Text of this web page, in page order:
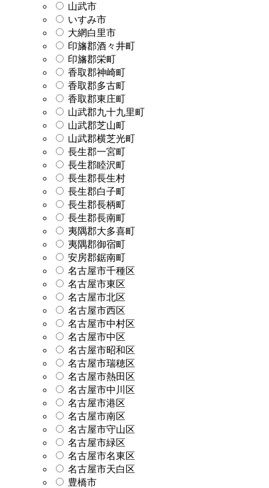
山武市
いすみ市
大網白里市
印旛郡酒々井町
印旛郡栄町
香取郡神崎町
香取郡多古町
香取郡東庄町
山武郡九十九里町
山武郡芝山町
山武郡横芝光町
長生郡一宮町
長生郡睦沢町
長生郡長生村
長生郡白子町
長生郡長柄町
長生郡長南町
夷隅郡大多喜町
夷隅郡御宿町
安房郡鋸南町
名古屋市千種区
名古屋市東区
名古屋市北区
名古屋市西区
名古屋市中村区
名古屋市中区
名古屋市昭和区
名古屋市瑞穂区
名古屋市熱田区
名古屋市中川区
名古屋市港区
名古屋市南区
名古屋市守山区
名古屋市緑区
名古屋市名東区
名古屋市天白区
豊橋市